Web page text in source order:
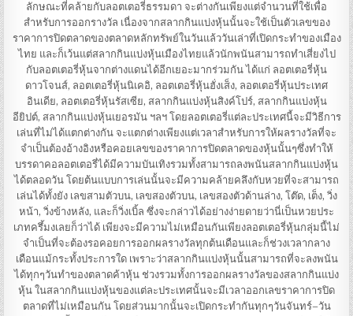
หุ้น
เป็น
อย่างไร เพราะ
เหตุ
ใครๆ
ก็
นิยม
ลักษณะที่คล้ายกับลอตเตอรี่ธรรมดา จะต่างกันเพียงแต่จำนวนที่ใช้เพื่อ
สำหรับการออกรางวัล เนื่องจากสลากกินแบ่งหุ้นนั้นจะใช้เป็นตัวเลขของ
ราคาการปิดตลาดของตลาดหลักทรัพย์ในวันแล้ววันเล่าที่เปิดกระทำของเมือง
ไทย และก็เว้นแต่สลากกินแบ่งหุ้นเมืองไทยแล้วนักพนันสามารถทำเสี่ยงไป
กับลอตเตอรี่หุ้นจากต่างแดนได้อีกเยอะมากร่วมกัน ได้แก่ ลอตเตอรี่หุ้น
ดาวโจนส์, ลอตเตอรี่หุ้นนิเคอิ, ลอตเตอรี่หุ้นฮั่งเส็ง, ลอตเตอรี่หุ้นประเทศ
อินเดีย, ลอตเตอรี่หุ้นรัสเซีย, สลากกินแบ่งหุ้นสิงค์โปร์, สลากกินแบ่งหุ้น
อียิปต์, สลากกินแบ่งหุ้นเยอรมัน ฯลฯ โดยลอตเตอรี่แต่ละประเทศนี้จะมีวิธีการ
เล่นที่ไม่ได้แตกต่างกัน จะแตกต่างเพียงแต่เวลาสำหรับการให้ผลรางวัลที่จะ
จำเป็นต้องอ้างอิงหรือคอยเลขของราคาการปิดตลาดของหุ้นนั้นๆซึ่งทำให้
บรรดาคอลอตเตอรี่ได้มีความบันเทิงรวมทั้งสามารถลงพนันสลากกินแบ่งหุ้น
ได้ตลอดวัน โดยต้นแบบการเล่นนั้นจะมีความคล้ายคลึงกับหวยที่จะสามารถ
เล่นได้ทั้งยัง เลขสามตัวบน, เลขสองตัวบน, เลขสองตัวด้านล่าง, โต๊ด, เต็ง, วิ่ง
หน้า, วิ่งข้างหลัง, และก็วิ่งเบิ้ล ซึ่งจะกล่าวได้อย่างง่ายดายว่านี่เป็นหวยประ
เภทครึ้มงเลยก็ว่าได้ เพียงจะมีความไม่เหมือนกันเพียงลอตเตอรี่หุ้นกลุ่มนี้ไม่
จำเป็นที่จะต้องรอคอยการออกผลรางวัลทุกต้นเดือนและก็ช่วงเวลากลาง
เดือนแม้กระทั้งประการใด เพราะว่าสลากกินแบ่งหุ้นนั้นสามารถที่จะลงพนัน
ได้ทุกๆวันทำของตลาดค้าหุ้น ช่วงรวมทั้งการออกผลรางวัลของสลากกินแบ่ง
หุ้น ในสลากกินแบ่งหุ้นของแต่ละประเทศนั้นจะมีเวลาออกเลขราคาการปิด
ตลาดที่ไม่เหมือนกัน โดยส่วนมากนั้นจะเปิดกระทำกันทุกๆวันจันทร์–วัน